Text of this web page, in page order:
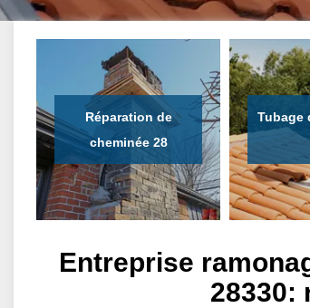
Réparation de
cheminée 28
Tubage
Entreprise
28330: